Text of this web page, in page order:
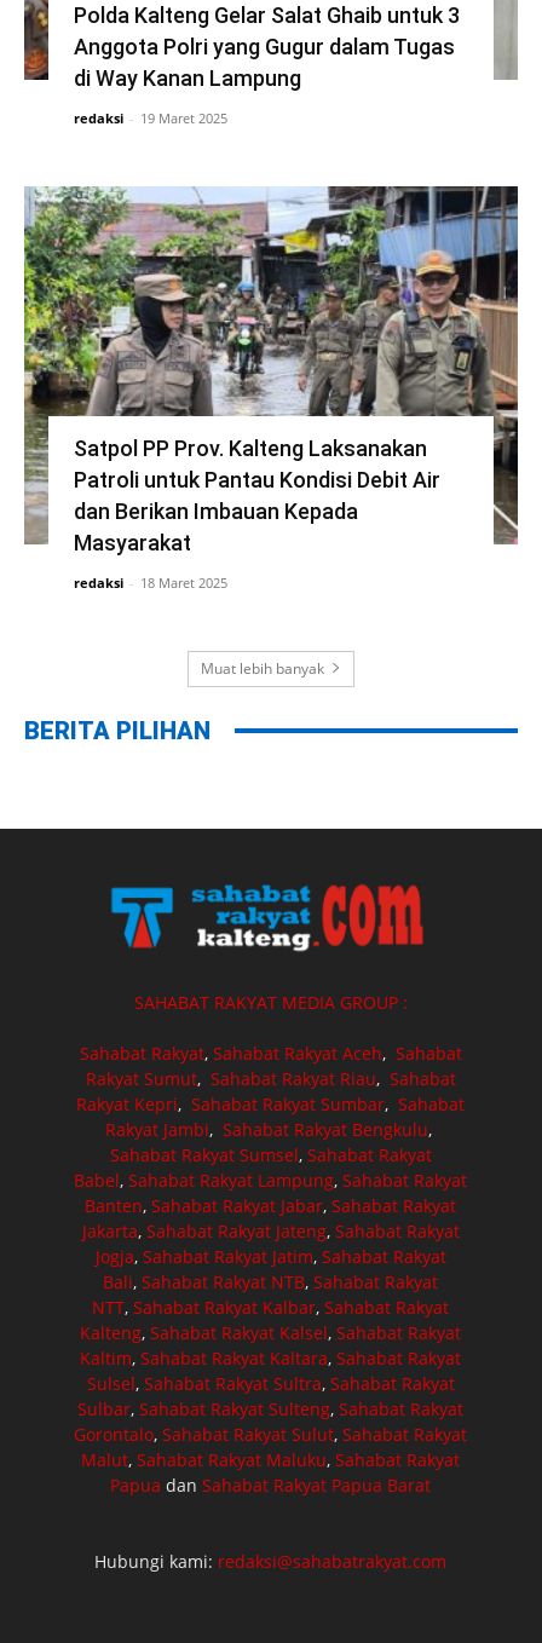
Polda Kalteng Gelar Salat Ghaib untuk 3
Anggota Polri yang Gugur dalam Tugas
di Way Kanan Lampung
redaksi - 19 Maret 2025
Satpol PP Prov. Kalteng Laksanakan
Patroli untuk Pantau Kondisi Debit Air
dan Berikan Imbauan Kepada
Masyarakat
redaksi - 18 Maret 2025
Muat lebih banyak
BERITA PILIHAN
SAHABAT RAKYAT MEDIA GROUP :
Sahabat Rakyat, Sahabat Rakyat Aceh, Sahabat
Rakyat Sumut, Sahabat Rakyat Riau, Sahabat
Rakyat Kepri,Sahabat Rakyat Sumbar,Sahabat
Rakyat Jambi, Sahabat Rakyat Bengkulu,
Sahabat Rakyat Sumsel, Sahabat Rakyat
Babel,Sahabat Rakyat Lampung,Sahabat Rakyat
Banten,Sahabat Rakyat Jabar,Sahabat Rakyat
Jakarta, Sahabat Rakyat Jateng, Sahabat Rakyat
Jogja, Sahabat Rakyat Jatim, Sahabat Rakyat
Bali,Sahabat Rakyat NTB,Sahabat Rakyat
NTT,Sahabat Rakyat Kalbar,Sahabat Rakyat
Kalteng,Sahabat Rakyat Kalsel,Sahabat Rakyat
Kaltim,Sahabat Rakyat Kaltara,Sahabat Rakyat
Sulsel, Sahabat Rakyat Sultra, Sahabat Rakyat
Sulbar,Sahabat Rakyat Sulteng,Sahabat Rakyat
Gorontalo,Sahabat Rakyat Sulut,Sahabat Rakyat
Malut,Sahabat Rakyat Maluku,Sahabat Rakyat
Papua danSahabat Rakyat Papua Barat
Hubungi kami: redaksi@sahabatrakyat.com